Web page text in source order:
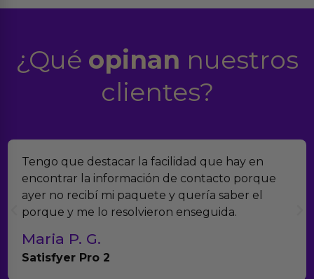
¿Qué opinan nuestros
clientes?
la facilidad que hay en
información de contacto porque
mi paquete y quería saber el
lo resolvieron enseguida.
verdad es
muchísimos